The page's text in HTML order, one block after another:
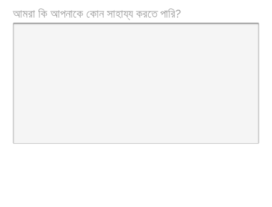
আমরা কি আপনাকে কোন সাহায্য করতে পারি?